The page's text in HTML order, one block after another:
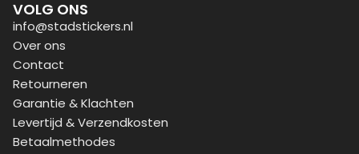
VOLG ONS
info@stadstickers.nl
Over ons
Contact
Retourneren
Garantie & Klachten
Levertijd & Verzendkosten
Betaalmethodes